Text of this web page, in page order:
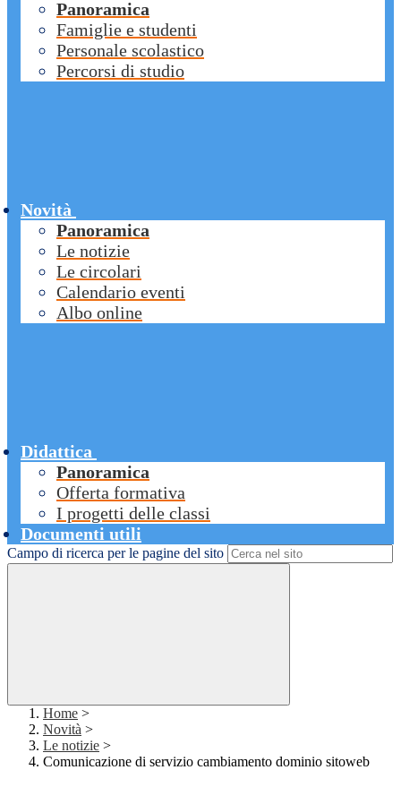
Panoramica
Famiglie e studenti
Personale scolastico
Percorsi di studio
Novità
Panoramica
Le notizie
Le circolari
Calendario eventi
Albo online
Didattica
Panoramica
Offerta formativa
I progetti delle classi
Documenti utili
Campo di ricerca per le pagine del sito
Home >
Novità >
Le notizie >
Comunicazione di servizio cambiamento dominio sitoweb